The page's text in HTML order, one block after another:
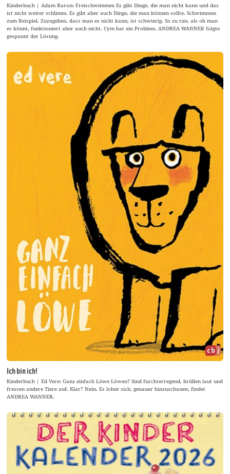
Kinderbuch | Adam Baron: Freischwimmen Es gibt Dinge, die man nicht kann und das
ist nicht weiter schlimm. Es gibt aber auch Dinge, die man können sollte. Schwimmen
zum Beispiel. Zuzugeben, dass man es nicht kann, ist schwierig. So zu tun, als ob man
es könnt, funktioniert aber auch nicht. Cym hat ein Problem. ANDREA WANNER folgte
gespannt der Lösung.
Ich bin ich!
Kinderbuch | Ed Vere: Ganz einfach Löwe Löwen? Sind furchterregend, brüllen laut und
fressen andere Tiere auf. Klar? Nein. Es lohnt sich, genauer hinzuschauen, findet
ANDREA WANNER.